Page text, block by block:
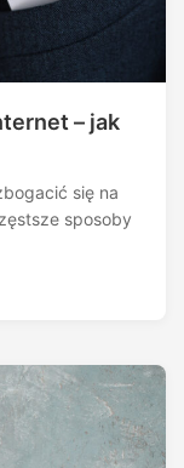
– jak
się na
sposoby